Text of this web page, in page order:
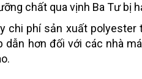
chất qua vịnh Ba Tư bị
chi phí sản xuất polyester
hơn đối với các nhà